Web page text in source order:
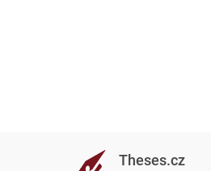
Theses.cz